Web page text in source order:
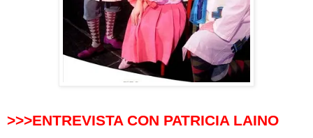
>>>ENTREVISTA CON PATRICIA LAINO